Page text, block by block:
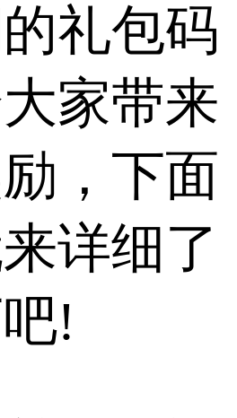
礼包码
家带来
，下面
详细了
!